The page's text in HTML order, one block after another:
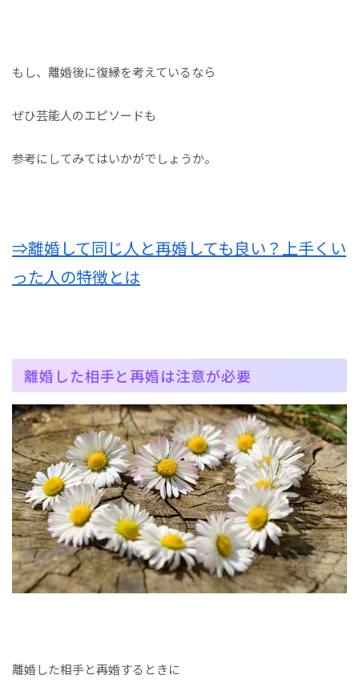
もし、離婚後に復縁を考えているなら
ぜひ芸能人のエピソードも
参考にしてみてはいかがでしょうか。
⇒離婚して同じ人と再婚しても良い？上手くい
った人の特徴とは
離婚した相手と再婚は注意が必要
離婚した相手と再婚するときに